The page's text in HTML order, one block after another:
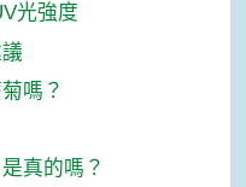
光強度
嗎？
真的嗎？